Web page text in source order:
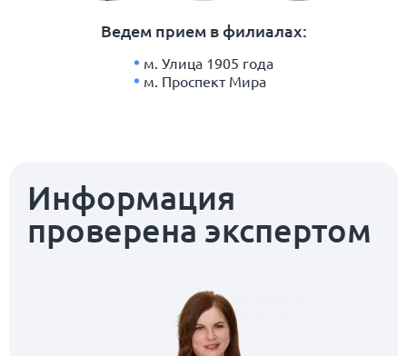
Ведем прием в филиалах:
м. Улица 1905 года
м. Проспект Мира
Информация
проверена экспертом